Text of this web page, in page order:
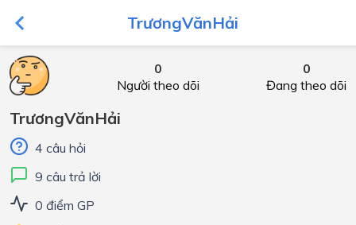
TrươngVănHải
0
Người theo dõi
0
Đang theo dõi
TrươngVănHải
4 câu hỏi
9 câu trả lời
0 điểm GP